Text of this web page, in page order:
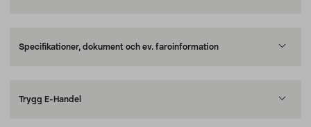
Specifikationer, dokument och ev. faroinformation
Trygg E-Handel